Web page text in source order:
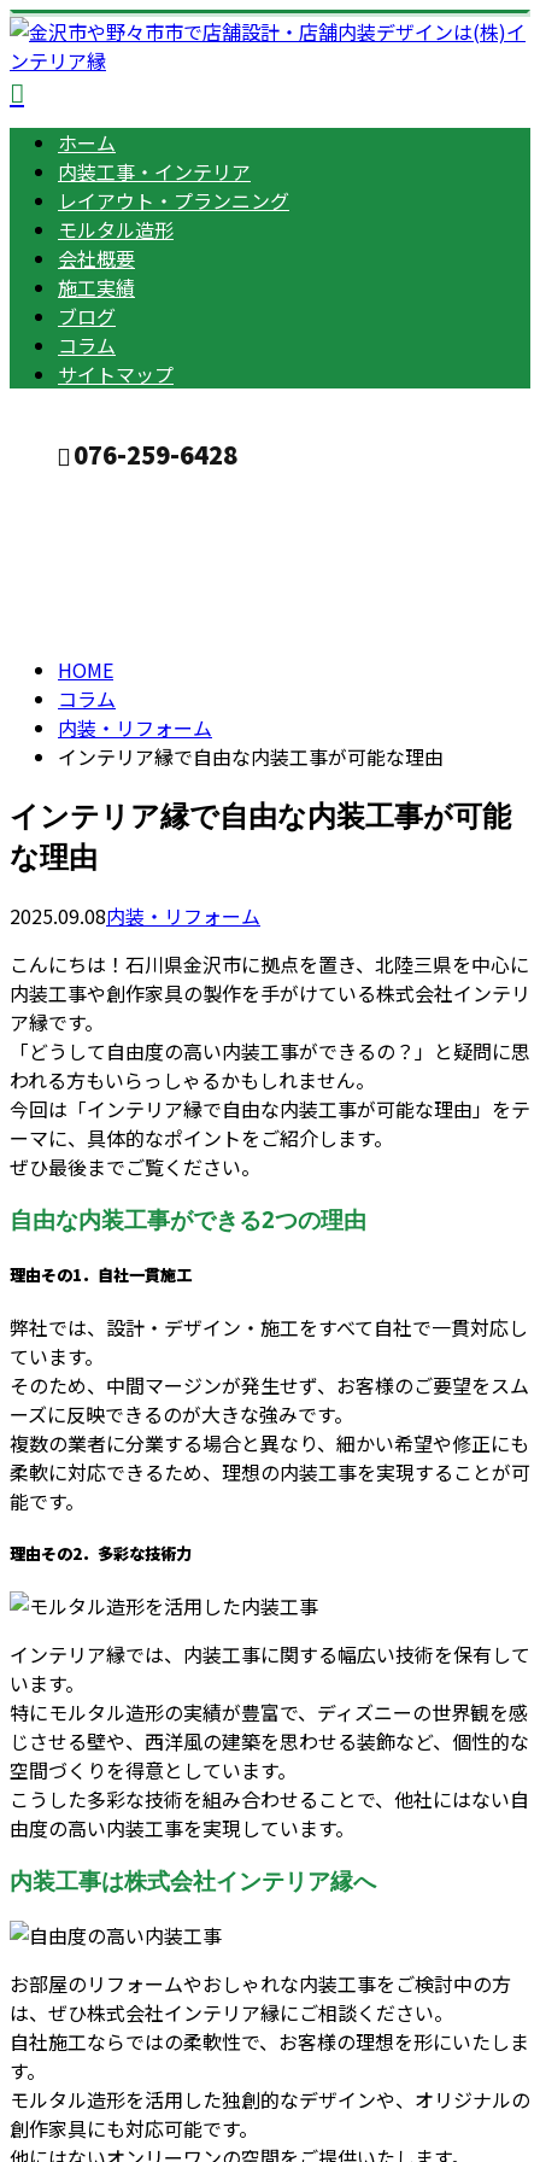
ホーム
内装工事・インテリア
レイアウト・プランニング
モルタル造形
会社概要
施工実績
ブログ
コラム
サイトマップ
076-259-6428
HOME
コラム
内装・リフォーム
インテリア縁で自由な内装工事が可能な理由
インテリア縁で自由な内装工事が可能
な理由
2025.09.08内装・リフォーム
こんにちは！石川県金沢市に拠点を置き、北陸三県を中心に
内装工事や創作家具の製作を手がけている株式会社インテリ
ア縁です。
「どうして自由度の高い内装工事ができるの？」と疑問に思
われる方もいらっしゃるかもしれません。
今回は「インテリア縁で自由な内装工事が可能な理由」をテ
ーマに、具体的なポイントをご紹介します。
ぜひ最後までご覧ください。
自由な内装工事ができる2つの理由
理由その1．自社一貫施工
弊社では、設計・デザイン・施工をすべて自社で一貫対応し
ています。
そのため、中間マージンが発生せず、お客様のご要望をスム
ーズに反映できるのが大きな強みです。
複数の業者に分業する場合と異なり、細かい希望や修正にも
柔軟に対応できるため、理想の内装工事を実現することが可
能です。
理由その2．多彩な技術力
インテリア縁では、内装工事に関する幅広い技術を保有して
います。
特にモルタル造形の実績が豊富で、ディズニーの世界観を感
じさせる壁や、西洋風の建築を思わせる装飾など、個性的な
空間づくりを得意としています。
こうした多彩な技術を組み合わせることで、他社にはない自
由度の高い内装工事を実現しています。
内装工事は株式会社インテリア縁へ
お部屋のリフォームやおしゃれな内装工事をご検討中の方
は、ぜひ株式会社インテリア縁にご相談ください。
自社施工ならではの柔軟性で、お客様の理想を形にいたしま
す。
モルタル造形を活用した独創的なデザインや、オリジナルの
創作家具にも対応可能です。